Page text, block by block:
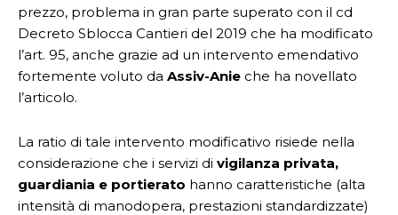
prezzo, problema in gran parte superato con il cd
Decreto Sblocca Cantieri del 2019 che ha modificato
l’art. 95, anche grazie ad un intervento emendativo
fortemente voluto da Assiv-Anie che ha novellato
l’articolo.
La ratio di tale intervento modificativo risiede nella
considerazione che i servizi di vigilanza privata,
guardiania e portierato hanno caratteristiche (alta
intensità di manodopera, prestazioni standardizzate)